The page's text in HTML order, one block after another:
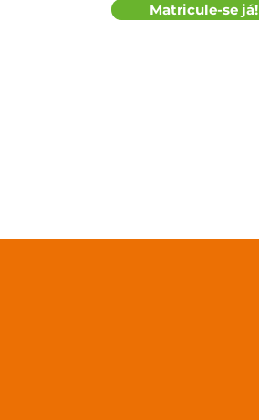
Matricule-se já!